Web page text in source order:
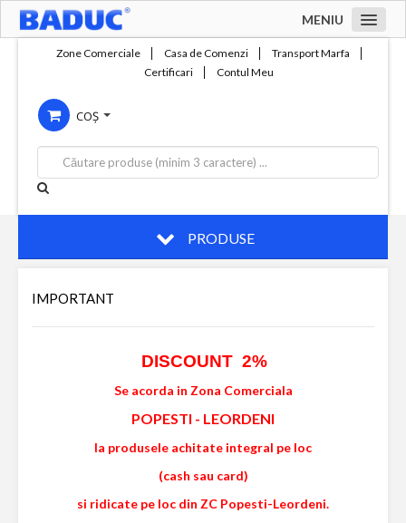
MENIU
Compania
Servicii
Productie
Contact
Zone Comerciale Casa de Comenzi
Transport Marfa
Certificari
Contul Meu
COȘ
PRODUSE
IMPORTANT
DISCOUNT 2%
Se acorda in Zona Comerciala
POPESTI - LEORDENI
la produsele achitate integral pe loc
(cash sau card)
si ridicate pe loc din ZC Popesti-Leordeni.